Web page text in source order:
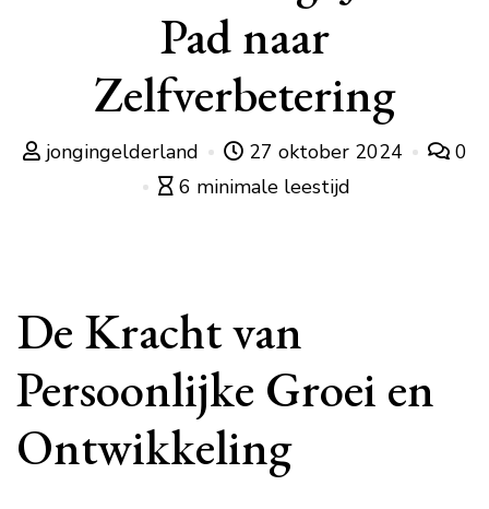
Pad naar
Zelfverbetering
jongingelderland 27 oktober 2024
0
6 minimale leestijd
De Kracht van
Persoonlijke Groei en
Ontwikkeling